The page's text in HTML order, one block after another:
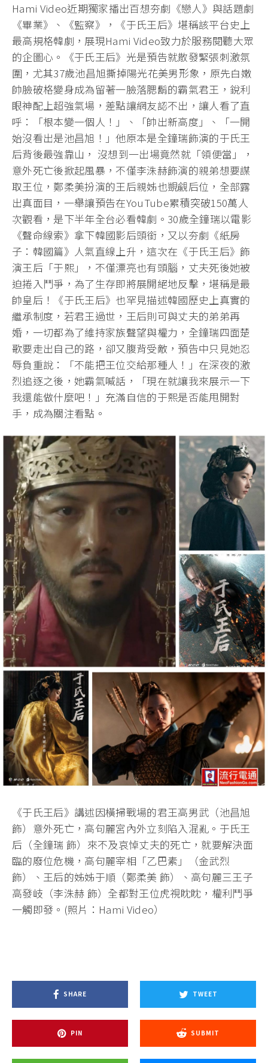
Hami Video近期獨家播出百想夯劇《戀人》與話題劇
《畢業》、《監察》，《于氏王后》堪稱該平台史上
最高規格韓劇，展現Hami Video致力於服務閱聽大眾
的企圖心。《于氏王后》光是預告就散發緊張刺激氛
圍，尤其37歲池昌旭撕掉陽光花美男形象，原先白嫩
帥臉破格變身成為留著一臉落腮鬍的霸氣君王，銳利
眼神配上超強氣場，差點讓網友認不出，讓人看了直
呼：「根本變一個人！」、「帥出新高度」、「一開
始沒看出是池昌旭！」他原本是全鐘瑞飾演的于氏王
后背後最強靠山， 沒想到一出場竟然就「領便當」，
意外死亡後掀起風暴，不僅李洙赫飾演的親弟想要謀
取王位，鄭柔美扮演的王后親姊也覬覦后位，全部露
出真面目，一舉讓預告在YouTube累積突破150萬人
次觀看，是下半年全台必看韓劇。30歲全鐘瑞以電影
《聲命線索》拿下韓國影后頭銜，又以夯劇《紙房
子：韓國篇》人氣直線上升，這次在《于氏王后》飾
演王后「于熙」，不僅漂亮也有頭腦，丈夫死後她被
迫捲入鬥爭，為了生存即將展開絕地反擊，堪稱是最
帥皇后！《于氏王后》也罕見描述韓國歷史上真實的
繼承制度，若君王過世，王后則可與丈夫的弟弟再
婚，一切都為了維持家族聲望與權力，全鐘瑞四面楚
歌要走出自己的路，卻又腹背受敵，預告中只見她忍
辱負重說：「不能把王位交給那種人！」在深夜的激
烈追逐之後，她霸氣喊話，「現在就讓我來展示一下
我還能做什麼吧！」充滿自信的于熙是否能甩開對
手，成為關注看點。
《于氏王后》講述因橫掃戰場的君王高男武（池昌旭
飾）意外死亡，高句麗宮內外立刻陷入混亂。于氏王
后（全鐘瑞 飾）來不及哀悼丈夫的死亡，就要解決面
臨的廢位危機，高句麗宰相「乙巴素」（金武烈
飾）、王后的姊姊于順（鄭柔美 飾）、高句麗三王子
高發岐（李洙赫 飾）全都對王位虎視眈眈，權利鬥爭
一觸即發。(照片：Hami Video）
SHARE TWEET
PIN SUBMIT